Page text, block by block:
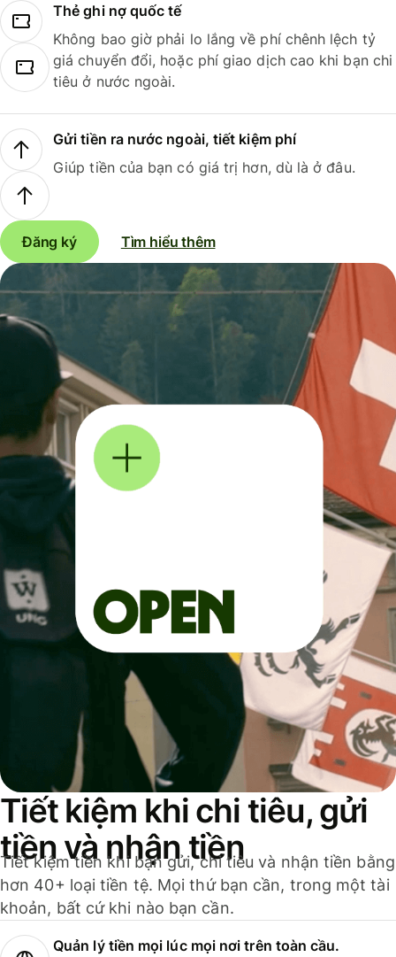
Thẻ ghi nợ quốc tế
Không bao giờ phải lo lắng về phí chênh lệch tỷ
giá chuyển đổi, hoặc phí giao dịch cao khi bạn chi
tiêu ở nước ngoài.
Gửi tiền ra nước ngoài, tiết kiệm phí
Giúp tiền của bạn có giá trị hơn, dù là ở đâu.
Đăng ký Tìm hiểu thêm
Tiết kiệm khi chi tiêu, gửi
tiền và nhận tiền
Tiết kiệm tiền khi bạn gửi, chi tiêu và nhận tiền bằng
hơn 40+ loại tiền tệ. Mọi thứ bạn cần, trong một tài
khoản, bất cứ khi nào bạn cần.
Quản lý tiền mọi lúc mọi nơi trên toàn cầu.